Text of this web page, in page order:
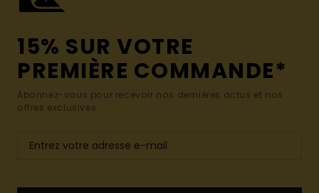
15% SUR VOTRE
PREMIÈRE COMMANDE*
Abonnez-vous pour recevoir nos dernières actus et nos
offres exclusives.